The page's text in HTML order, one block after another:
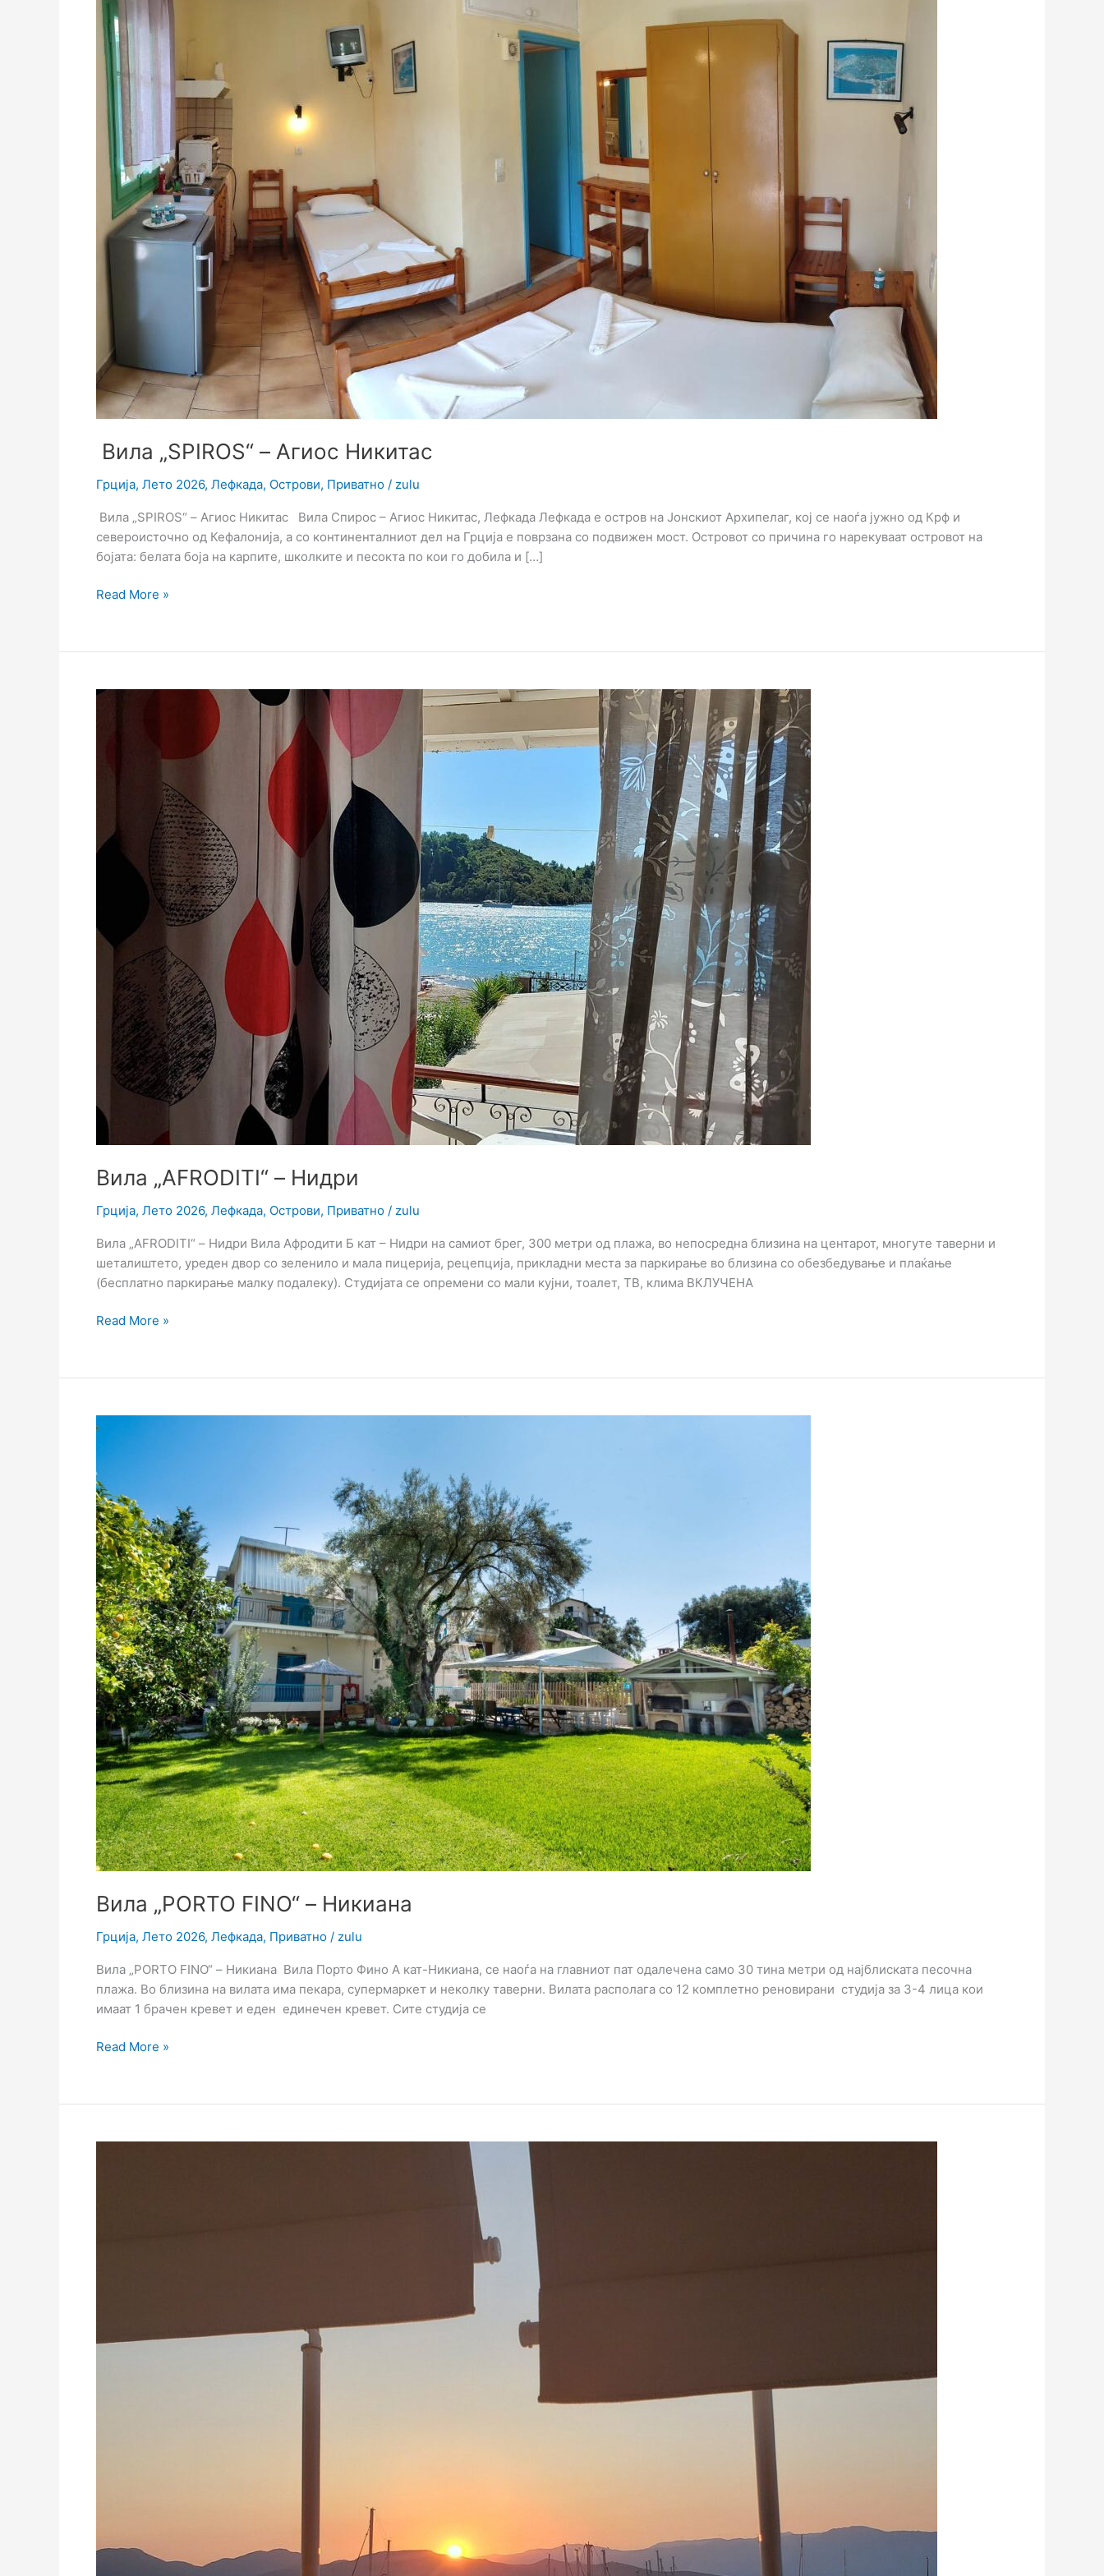
Вила „SPIROS“ – Агиос Никитас
Грција, Лето 2026, Лефкада, Острови, Приватно / zulu
Вила „SPIROS“ – Агиос Никитас Вила Спирос – Агиос Никитас, Лефкада Лефкада е остров на Јонскиот Архипелаг, кој се наоѓа јужно од Крф и
североисточно од Кефалонија, а со континенталниот дел на Грција е поврзана со подвижен мост. Островот со причина го нарекуваат островот на
бојата: белата боја на карпите, школките и песокта по кои го добила и […]
Агиос
Никитас
Read More »
Вила „AFRODITI“ – Нидри
Грција, Лето 2026, Лефкада, Острови, Приватно / zulu
Вила „AFRODITI“ – Нидри Вила Афродити Б кат – Нидри на самиот брег, 300 метри од плажа, во непосредна близина на центарот, многуте таверни и
шеталиштето, уреден двор со зеленило и мала пицерија, рецепција, прикладни места за паркирање во близина со обезбедување и плаќање
(бесплатно паркирање малку подалеку). Студијата се опремени со мали кујни, тоалет, ТВ, клима ВКЛУЧЕНА
Вила
Read More »
Вила „PORTO FINO“ – Никиана
Грција, Лето 2026, Лефкада, Приватно / zulu
Вила „PORTO FINO“ – Никиана Вила Порто Фино А кат-Никиана, сe наоѓа на главниот пат одалечена само 30 тина метри од најблиската песочна
плажа. Во близина на вилата има пекара, супермаркет и неколку таверни. Вилата располага со 12 комплетно реновирани студија за 3-4 лица кои
имаат 1 брачен кревет и еден единечен кревет. Сите студија се
Вила
–
Никиана
Read More »